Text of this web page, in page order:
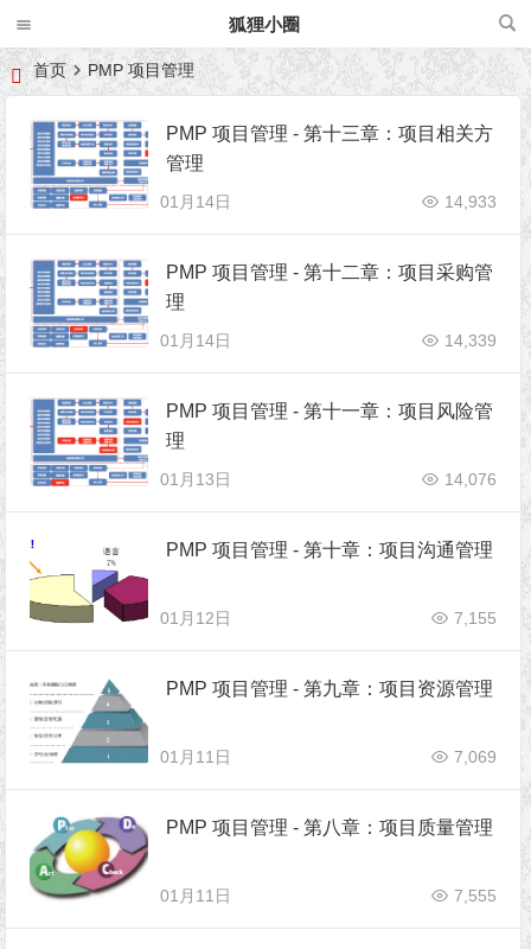
狐狸小圈
首页 PMP 项目管理
PMP 项目管理 - 第十三章：项目相关方
管理
01月14日 14,933
PMP 项目管理 - 第十二章：项目采购管
理
01月14日 14,339
PMP 项目管理 - 第十一章：项目风险管
理
01月13日 14,076
PMP 项目管理 - 第十章：项目沟通管理
01月12日 7,155
PMP 项目管理 - 第九章：项目资源管理
01月11日 7,069
PMP 项目管理 - 第八章：项目质量管理
01月11日 7,555